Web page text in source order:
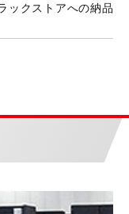
ックストアへの納品